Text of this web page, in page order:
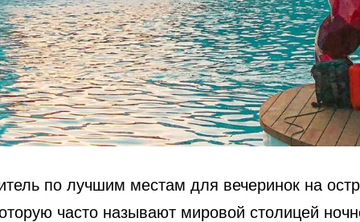
по лучшим местам для вечеринок на
часто называют мировой столицей